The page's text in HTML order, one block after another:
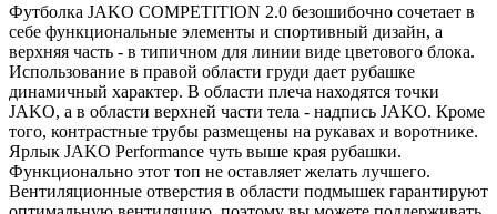
Футболка JAKO COMPETITION 2.0 безошибочно сочетает в
себе функциональные элементы и спортивный дизайн, а
верхняя часть - в типичном для линии виде цветового блока.
Использование в правой области груди дает рубашке
динамичный характер. В области плеча находятся точки
JAKO, а в области верхней части тела - надпись JAKO. Кроме
того, контрастные трубы размещены на рукавах и воротнике.
Ярлык JAKO Performance чуть выше края рубашки.
Функционально этот топ не оставляет желать лучшего.
Вентиляционные отверстия в области подмышек гарантируют